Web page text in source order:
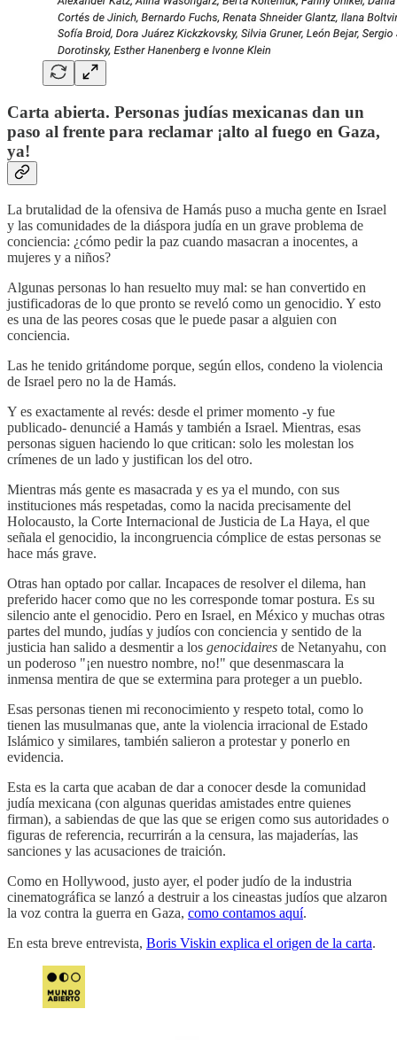
Carta abierta. Personas judías mexicanas dan un
paso al frente para reclamar ¡alto al fuego en Gaza,
ya!
La brutalidad de la ofensiva de Hamás puso a mucha gente en Israel
y las comunidades de la diáspora judía en un grave problema de
conciencia: ¿cómo pedir la paz cuando masacran a inocentes, a
mujeres y a niños?
Algunas personas lo han resuelto muy mal: se han convertido en
justificadoras de lo que pronto se reveló como un genocidio. Y esto
es una de las peores cosas que le puede pasar a alguien con
conciencia.
Las he tenido gritándome porque, según ellos, condeno la violencia
de Israel pero no la de Hamás.
Y es exactamente al revés: desde el primer momento -y fue
publicado- denuncié a Hamás y también a Israel. Mientras, esas
personas siguen haciendo lo que critican: solo les molestan los
crímenes de un lado y justifican los del otro.
Mientras más gente es masacrada y es ya el mundo, con sus
instituciones más respetadas, como la nacida precisamente del
Holocausto, la Corte Internacional de Justicia de La Haya, el que
señala el genocidio, la incongruencia cómplice de estas personas se
hace más grave.
Otras han optado por callar. Incapaces de resolver el dilema, han
preferido hacer como que no les corresponde tomar postura. Es su
silencio ante el genocidio. Pero en Israel, en México y muchas otras
partes del mundo, judías y judíos con conciencia y sentido de la
justicia han salido a desmentir a los genocidaires de Netanyahu, con
un poderoso "¡en nuestro nombre, no!" que desenmascara la
inmensa mentira de que se extermina para proteger a un pueblo.
Esas personas tienen mi reconocimiento y respeto total, como lo
tienen las musulmanas que, ante la violencia irracional de Estado
Islámico y similares, también salieron a protestar y ponerlo en
evidencia.
Esta es la carta que acaban de dar a conocer desde la comunidad
judía mexicana (con algunas queridas amistades entre quienes
firman), a sabiendas de que las que se erigen como sus autoridades o
figuras de referencia, recurrirán a la censura, las majaderías, las
sanciones y las acusaciones de traición.
Como en Hollywood, justo ayer, el poder judío de la industria
cinematográfica se lanzó a destruir a los cineastas judíos que alzaron
la voz contra la guerra en Gaza, como contamos aquí.
En esta breve entrevista, Boris Viskin explica el origen de la carta.